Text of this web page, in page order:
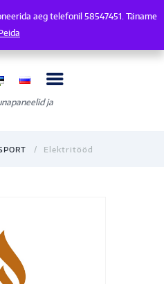
ja
Elektritööd
aeg telefonil 58547451.
aeg telefonil 58547451. Täname